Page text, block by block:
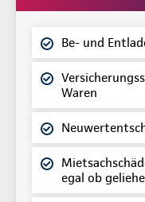
Be- und
Waren
egal ob